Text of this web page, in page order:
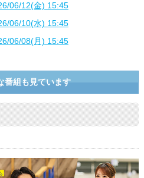
06/12(金) 15:45
06/10(水) 15:45
06/08(月) 15:45
番組も見ています